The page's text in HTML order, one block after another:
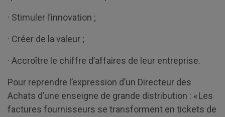
· Stimuler l’innovation ;
· Créer de la valeur ;
· Accroître le chiffre d’affaires de leur entreprise.
Pour reprendre l’expression d’un Directeur des
Achats d’une enseigne de grande distribution : « Les
factures fournisseurs se transforment en tickets de